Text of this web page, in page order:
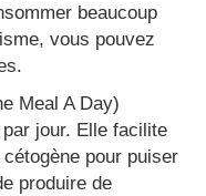
beaucoup
vous pouvez
Meal A Day)
jour. Elle facilite
pour puiser
produire de